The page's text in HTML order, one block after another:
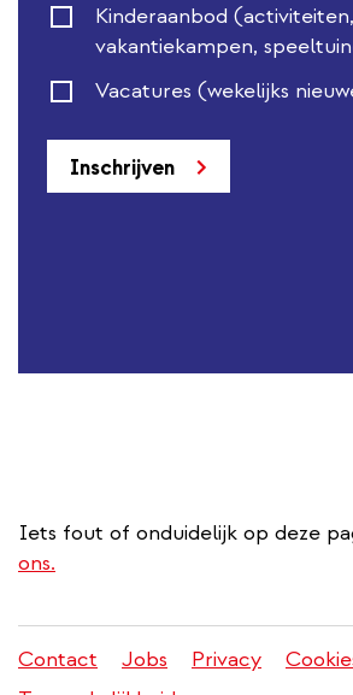
Kinderaanbod (activiteiten,
vakantiekampen,
Vacatures (wekelijks
Inschrijven
Iets fout of onduidelijk op deze
ons.
Juridisch
Contact Jobs Privacy